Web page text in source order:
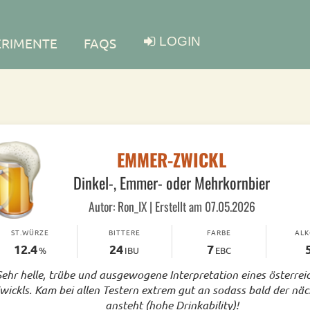
FAQS LOGIN
EMMER-ZWICKL
Dinkel-, Emmer- oder Mehrkornbier
Autor: Ron_IX | Erstellt am 07.05.2026
ST.WÜRZE
12.4%
BITTERE
24IBU
FARBE
7EBC
helle, trübe und ausgewogene Interpretation eines
Kam bei allen Testern extrem gut an sodass bald der
ansteht (hohe Drinkability)!